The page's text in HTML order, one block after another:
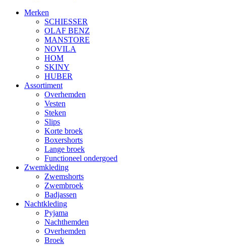
Merken
SCHIESSER
OLAF BENZ
MANSTORE
NOVILA
HOM
SKINY
HUBER
Assortiment
Overhemden
Vesten
Steken
Slips
Korte broek
Boxershorts
Lange broek
Functioneel ondergoed
Zwemkleding
Zwemshorts
Zwembroek
Badjassen
Nachtkleding
Pyjama
Nachthemden
Overhemden
Broek